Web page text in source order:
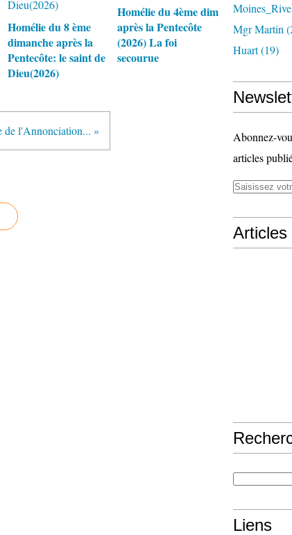
Homélie du 8 ème
dimanche après la
Pentecôte: le saint de
Dieu(2026)
Homélie du 4ème dim
après la Pentecôte
(2026) La foi
secourue
de l'Annonciation... »
Mgr Martin
Huart (19)
Abonnez-
articles
Articles
Liens